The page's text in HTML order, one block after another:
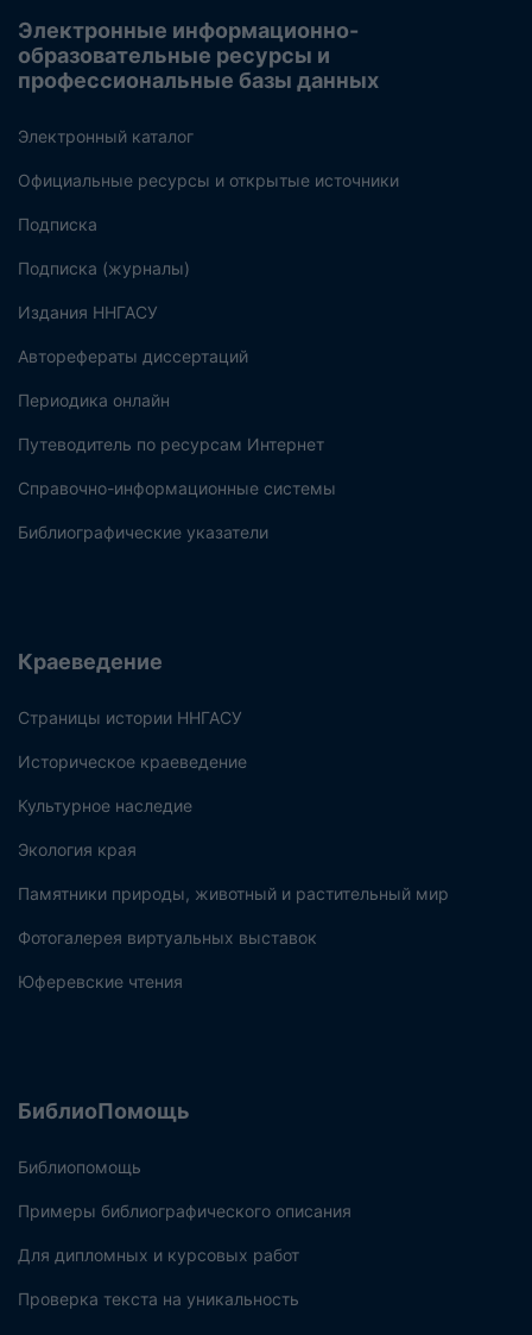
Электронные информационно-
образовательные ресурсы и
профессиональные базы данных
Электронный каталог
Официальные ресурсы и открытые источники
Подписка
Подписка (журналы)
Издания ННГАСУ
Авторефераты диссертаций
Периодика онлайн
Путеводитель по ресурсам Интернет
Справочно-информационные системы
Библиографические указатели
Краеведение
Страницы истории ННГАСУ
Историческое краеведение
Культурное наследие
Экология края
Памятники природы, животный и растительный мир
Фотогалерея виртуальных выставок
Юферевские чтения
БиблиоПомощь
Библиопомощь
Примеры библиографического описания
Для дипломных и курсовых работ
Проверка текста на уникальность